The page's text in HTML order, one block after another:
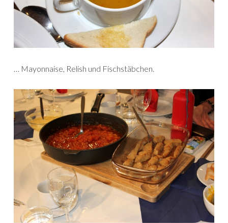
… Mayonnaise, Relish und Fischstäbchen.